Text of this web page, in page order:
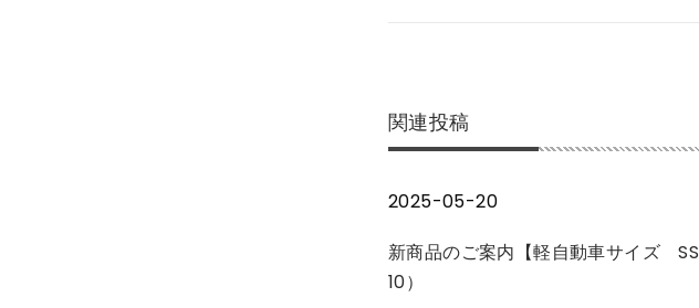
ナ
ビ
ゲ
ー
シ
ー
ォ
ォ
ォ
関連投稿
2025-05-20
新商品のご案内【軽自動車サイズ SS
10）